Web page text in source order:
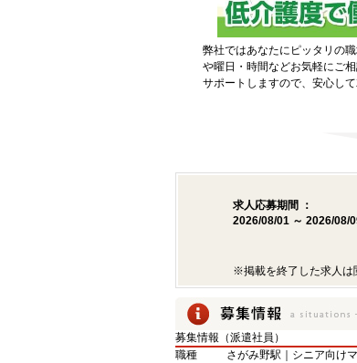
弊社ではあなたにピッタリの
や曜日・時間などお気軽にご
サポートしますので、安心して
求人応募期間 ：
2026/08/01 ～ 2026/08/
※掲載を終了した求人は
募集情報（派遣社員）
職種
さがみ野駅｜シニア向け